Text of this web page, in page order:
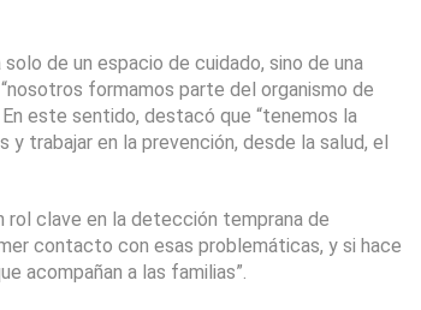
de un espacio de cuidado, sino de una
formamos parte del organismo de
este sentido, destacó que “tenemos la
trabajar en la prevención, desde la salud, el
rol clave en la detección temprana de
contacto con esas problemáticas, y si hace
acompañan a las familias”.